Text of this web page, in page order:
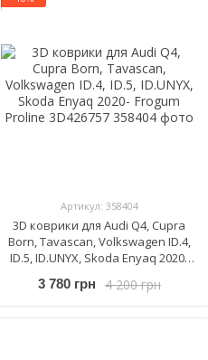
Артикул: 358404
3D коврики для Audi Q4, Cupra
Born, Tavascan, Volkswagen ID.4,
ID.5, ID.UNYX, Skoda Enyaq 2020-
4 200 грн
3 780 грн